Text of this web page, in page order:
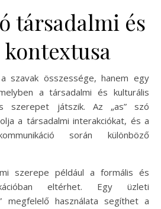
társadalmi és
szavak összessége, hanem egy
a társadalmi és kulturális
szerepet játszik. Az „as” szó
a társadalmi interakciókat, és a
során különböző
szerepe például a formális és
eltérhet. Egy üzleti
megfelelő használata segíthet a